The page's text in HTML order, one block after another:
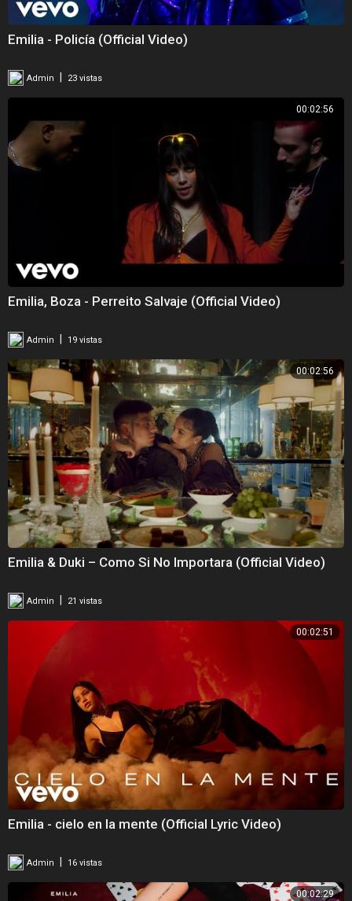
Emilia - Policía (Official Video)
Admin 23 vistas
00:02:56
Emilia, Boza - Perreito Salvaje (Official Video)
Admin | 19 vistas
00:02:56
Emilia & Duki – Como Si No Importara (Official Video)
Admin 21 vistas
00:02:51
Emilia - cielo en la mente (Official Lyric Video)
Admin 16 vistas
00:02:29